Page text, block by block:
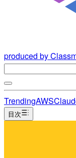
produced by
TrendingAWS
目次